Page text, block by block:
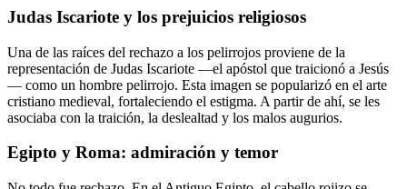
Judas Iscariote y los prejuicios religiosos
Una de las raíces del rechazo a los pelirrojos proviene de la
representación de Judas Iscariote —el apóstol que traicionó a Jesús
— como un hombre pelirrojo. Esta imagen se popularizó en el arte
cristiano medieval, fortaleciendo el estigma. A partir de ahí, se les
asociaba con la traición, la deslealtad y los malos augurios.
Egipto y Roma: admiración y temor